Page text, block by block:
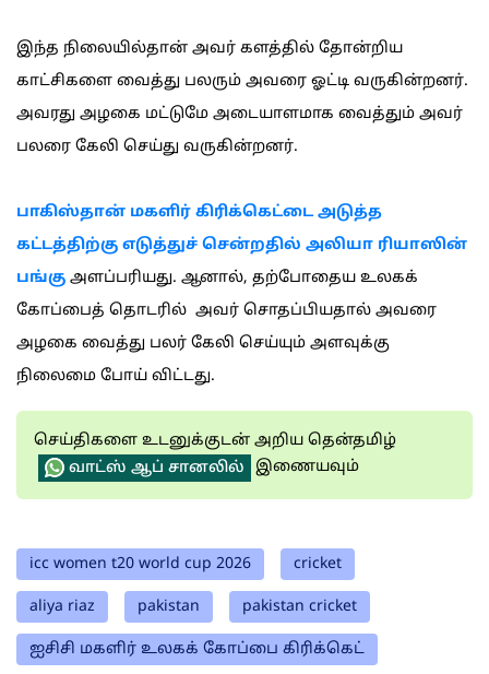
இந்த நிலையில்தான் அவர் களத்தில் தோன்றிய
காட்சிகளை வைத்து பலரும் அவரை ஓட்டி வருகின்றனர்.
அவரது அழகை மட்டுமே அடையாளமாக வைத்தும் அவர்
பலரை கேலி செய்து வருகின்றனர்.
பாகிஸ்தான் மகளிர் கிரிக்கெட்டை அடுத்த
கட்டத்திற்கு எடுத்துச் சென்றதில் அலியா ரியாஸின்
பங்கு அளப்பரியது. ஆனால், தற்போதைய உலகக்
கோப்பைத் தொடரில் அவர் சொதப்பியதால் அவரை
அழகை வைத்து பலர் கேலி செய்யும் அளவுக்கு
நிலைமை போய் விட்டது.
செய்திகளை உடனுக்குடன் அறிய தென்தமிழ்
வாட்ஸ் ஆப் சானலில்
இணையவும்
icc women t20 world cup 2026 cricket
aliya riaz pakistan pakistan cricket
ஐசிசி மகளிர் உலகக் கோப்பை கிரிக்கெட்